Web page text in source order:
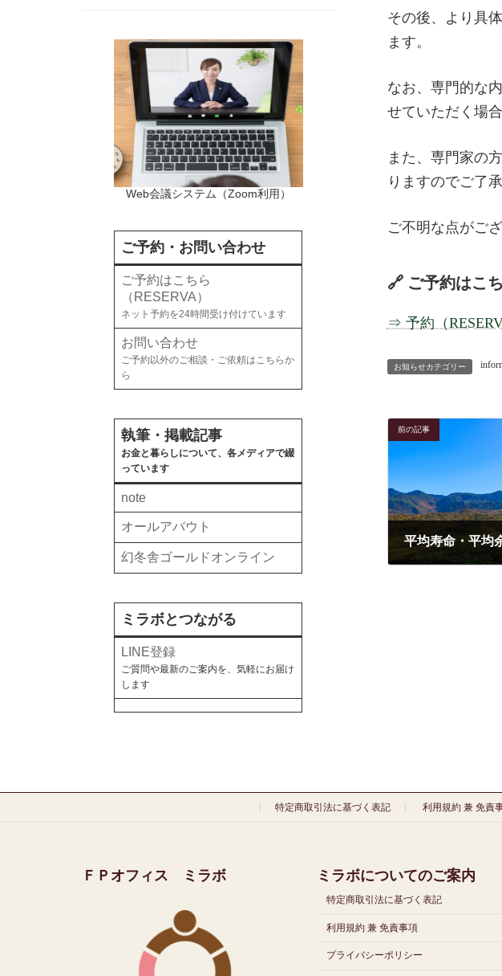
その後、より具
ます。
なお、専門的な
せていただく場
また、専門家の
りますのでご了
ご不明な点がご
🔗 ご予約はこ
⇒ 予約（
お知らせカテゴリー
前の記事
Web会議システム（Zoom利用）
ご予約・お問い合わせ
ご予約はこちら
（RESERVA）
ネット予約を24時間受け付けています
お問い合わせ
ご予約以外のご相談・ご依頼はこちらか
ら
執筆・掲載記事
お金と暮らしについて、各メディアで綴
っています
note
オールアバウト
幻冬舎ゴールドオンライン
ミラボとつながる
LINE登録
ご質問や最新のご案内を、気軽にお届け
します
特定商取引法に基づく表記 利用規約 兼 免責
ＦＰオフィス ミラボ ミラボについてのご案内
特定商取引法に基づく表記
利用規約 兼 免責事項
プライバシーポリシー